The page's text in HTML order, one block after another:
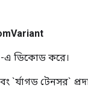
এ ডিকোড করে।
`র্যাগড টেনসর`